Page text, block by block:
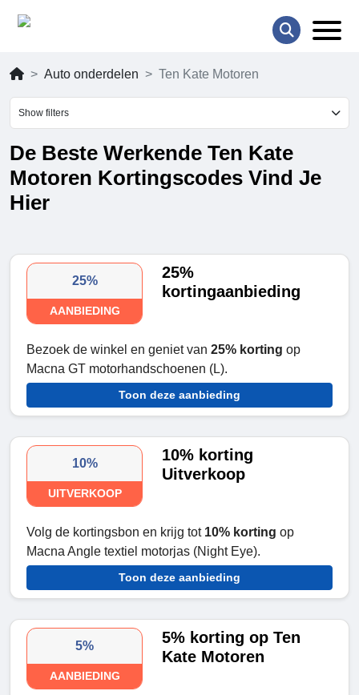
Auto onderdelen Ten Kate Motoren
Show filters
De Beste Werkende Ten Kate
Motoren Kortingscodes Vind Je
Hier
25%
AANBIEDING
25%
kortingaanbieding
Bezoek de winkel en geniet van 25% korting op
Macna GT motorhandschoenen (L).
Toon deze aanbieding
10%
UITVERKOOP
10% korting
Uitverkoop
Volg de kortingsbon en krijg tot 10% korting op
Macna Angle textiel motorjas (Night Eye).
Toon deze aanbieding
5%
AANBIEDING
5% korting op Ten
Kate Motoren